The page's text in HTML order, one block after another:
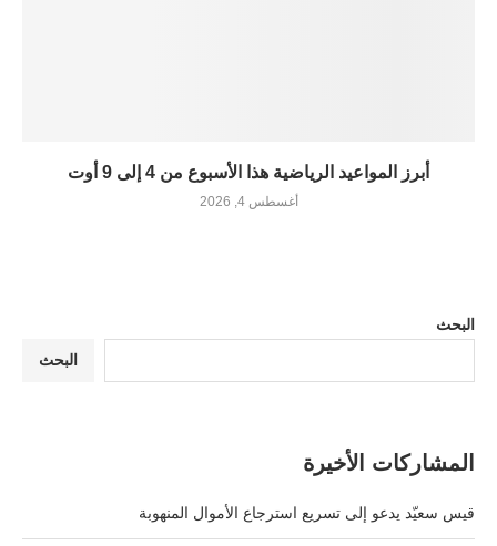
أبرز المواعيد الرياضية هذا الأسبوع من 4 إلى 9 أوت
أغسطس 4, 2026
البحث
البحث
المشاركات الأخيرة
قيس سعيّد يدعو إلى تسريع استرجاع الأموال المنهوبة